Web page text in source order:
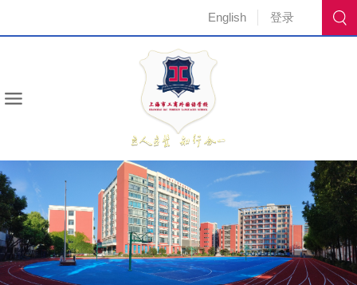
English 登录